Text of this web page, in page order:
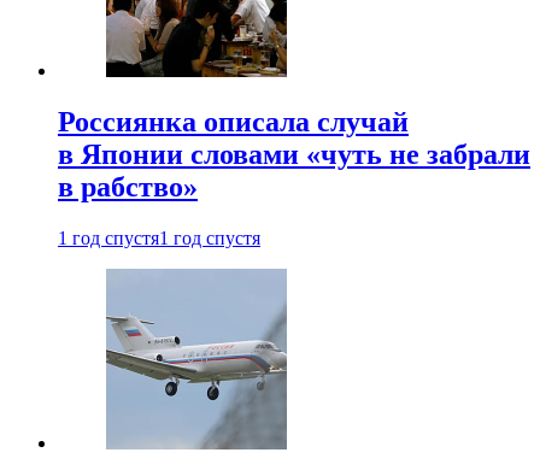
Россиянка описала случай
в Японии словами «чуть не забрали
в рабство»
1 год спустя1 год спустя